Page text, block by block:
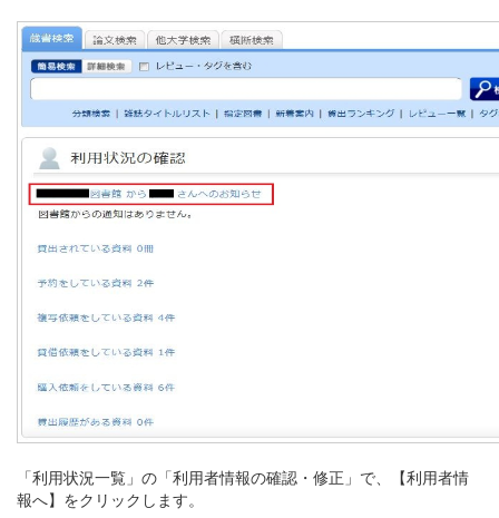
「利用状況一覧」の「利用者情報の確認・修正」で、【利用者情
報へ】をクリックします。